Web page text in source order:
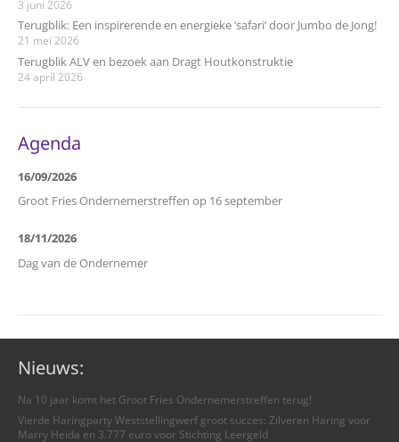
3 juni 2026
Terugblik: Een inspirerende en energieke ‘safari’ door Jumbo de Jong!
21 mei 2026
Terugblik ALV en bezoek aan Dragt Houtkonstruktie
24 april 2026
Agenda
16/09/2026
Groot Fries Ondernemerstreffen op 16 september
18/11/2026
Dag van de Ondernemer
Nieuws:
Na 10 jaar komt het Groot Fries Ondernemerstreffen terug!
Vierde Haringparty Weststellingwerf groot succes: Zilveren Haring voor
Marry Heida en 3.777 euro voor Stichting Leergeld